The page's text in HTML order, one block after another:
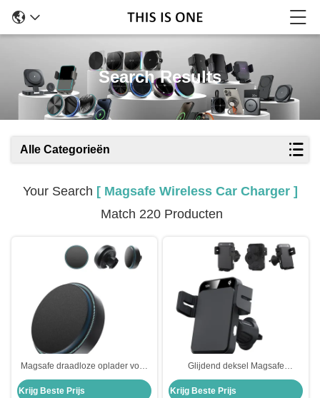
Search Results
Alle Categorieën
Your Search [ Magsafe Wireless Car Charger ]
Match 220 Producten
Magsafe draadloze oplader voor
auto's Circuit Protection voor
iPhone 15 Pro Max
Krijg Beste Prijs
Glijdend deksel Magsafe
draadloos autolader Drieweg
automatische
Krijg Beste Prijs